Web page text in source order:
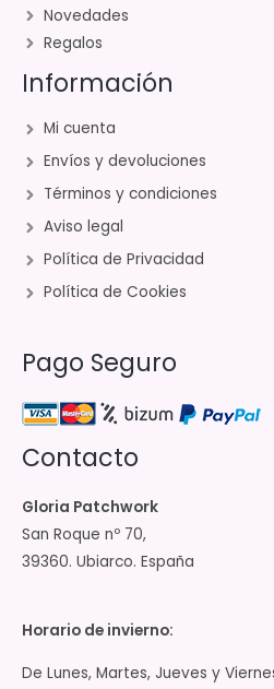
Novedades
Regalos
Información
Mi cuenta
Envíos y devoluciones
Términos y condiciones
Aviso legal
Política de Privacidad
Política de Cookies
Pago Seguro
Contacto
Gloria Patchwork
San Roque nº 70,
39360. Ubiarco. España
Horario de invierno:
De Lunes, Martes, Jueves y